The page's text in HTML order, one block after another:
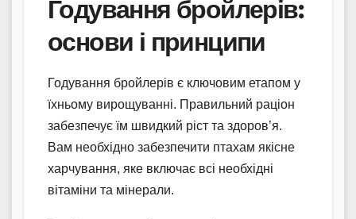
Годування бройлерів:
основи і принципи
Годування бройлерів є ключовим етапом у
їхньому вирощуванні. Правильний раціон
забезпечує їм швидкий ріст та здоров’я.
Вам необхідно забезпечити птахам якісне
харчування, яке включає всі необхідні
вітаміни та мінерали.